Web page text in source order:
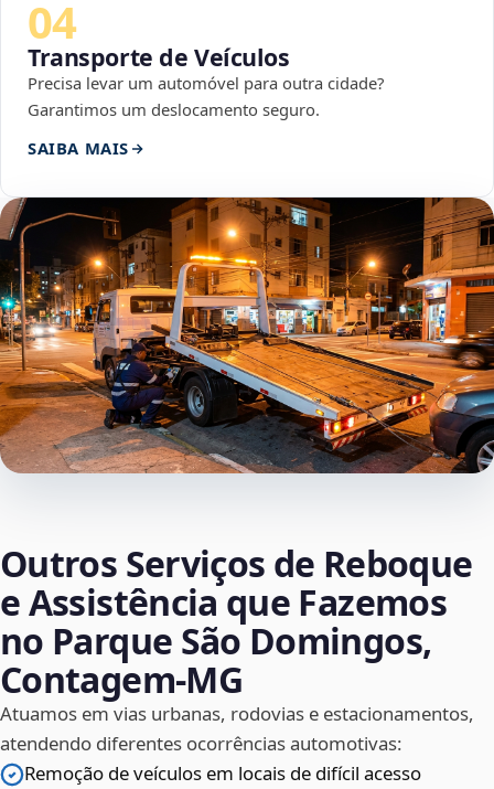
04
Transporte de Veículos
Precisa levar um automóvel para outra cidade?
Garantimos um deslocamento seguro.
SAIBA MAIS
Outros Serviços de Reboque
e Assistência que Fazemos
no Parque São Domingos,
Contagem‑MG
Atuamos em vias urbanas, rodovias e estacionamentos,
atendendo diferentes ocorrências automotivas:
Remoção de veículos em locais de difícil acesso